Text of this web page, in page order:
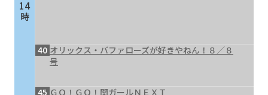
14
時
40 オリックス・バファローズが好きやねん！８／８
号
45 ＧＯ！ＧＯ！関ガールＮＥＸＴ